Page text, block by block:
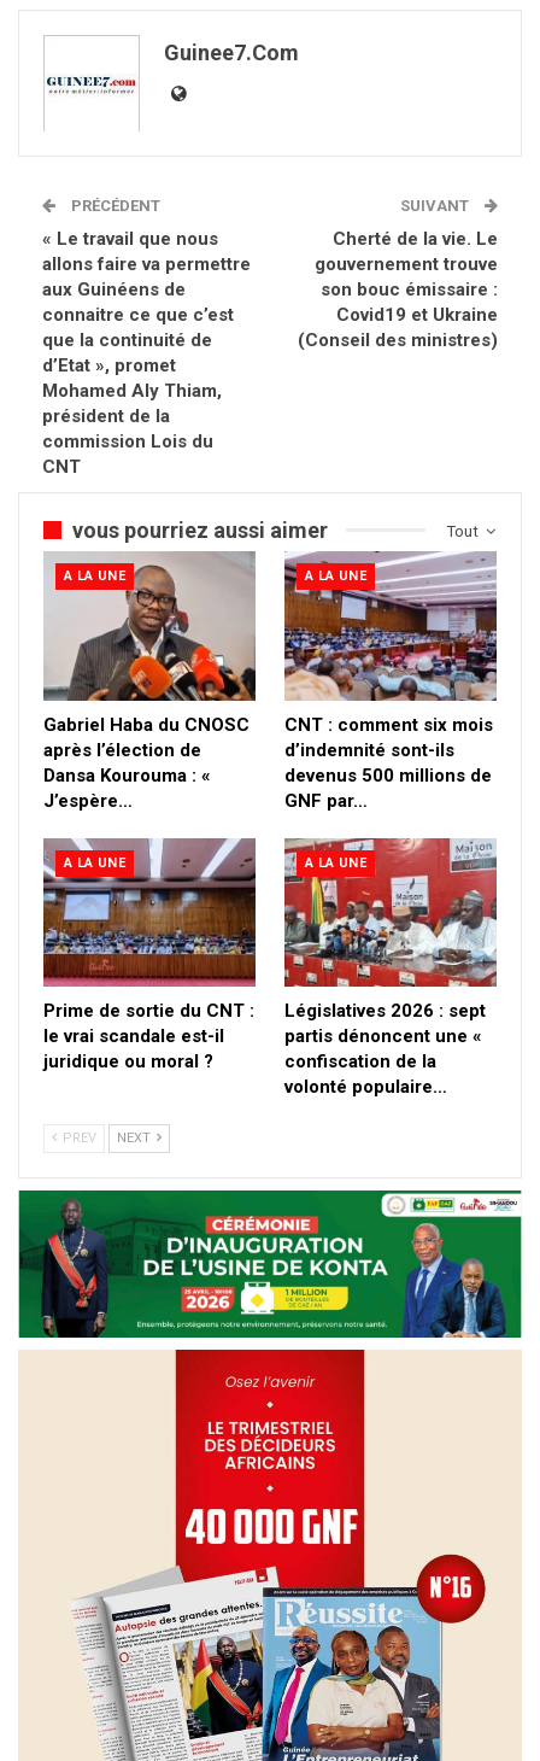
Guinee7.com
PRÉCÉDENT
« Le travail que nous
allons faire va permettre
aux Guinéens de
connaitre ce que c’est
que la continuité de
d’Etat », promet
Mohamed Aly Thiam,
président de la
commission Lois du
CNT
SUIVANT
Cherté de la vie. Le
gouvernement trouve
son bouc émissaire :
Covid19 et Ukraine
(Conseil des ministres)
Tout
vous pourriez aussi aimer
A LA UNE
Gabriel Haba du CNOSC
après l’élection de
Dansa Kourouma : «
J’espère…
A LA UNE
CNT : comment six mois
d’indemnité sont-ils
devenus 500 millions de
GNF par…
A LA UNE
Prime de sortie du CNT :
le vrai scandale est-il
juridique ou moral ?
A LA UNE
Législatives 2026 : sept
partis dénoncent une «
confiscation de la
volonté populaire…
PREV NEXT